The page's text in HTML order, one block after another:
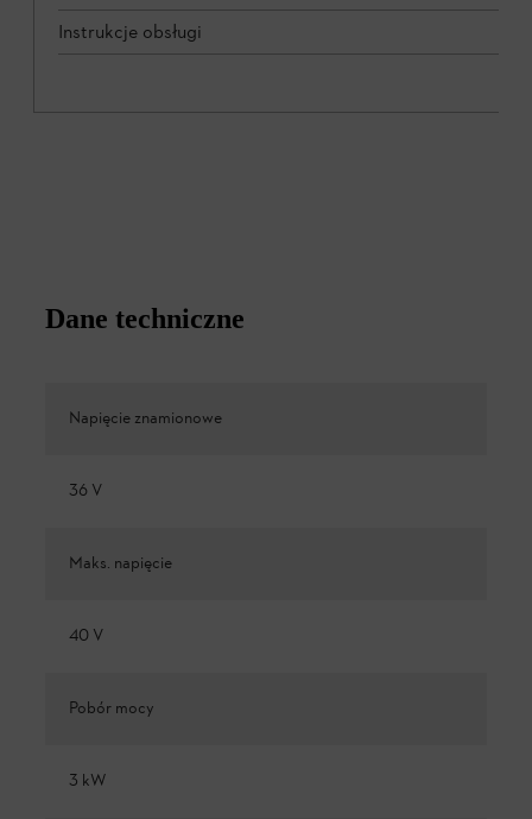
Instrukcje obsługi
Dane techniczne
Napięcie znamionowe
36 V
Maks. napięcie
40 V
Pobór mocy
3 kW